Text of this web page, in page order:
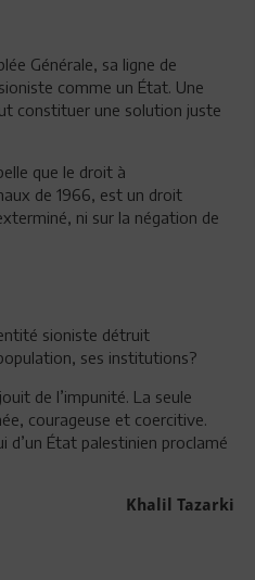
Générale, sa ligne de
comme un État. Une
constituer une solution juste
que le droit à
de 1966, est un droit
ni sur la négation de
sioniste détruit
ses institutions?
de l’impunité. La seule
courageuse et coercitive.
d’un État palestinien proclamé
Khalil Tazarki